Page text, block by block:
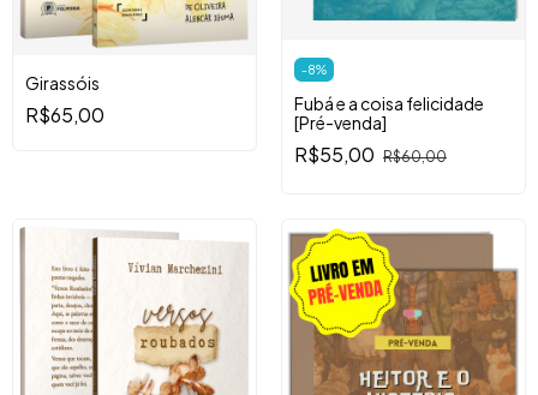
Girassóis
R$65,00
-8%
Fubá e a coisa felicidade
[Pré-venda]
R$55,00 R$60,00